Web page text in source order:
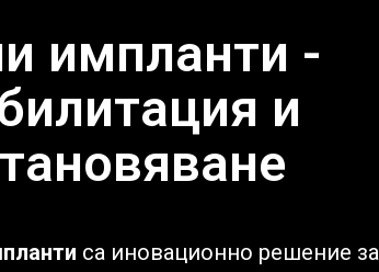
импланти -
и
са иновационно решение за